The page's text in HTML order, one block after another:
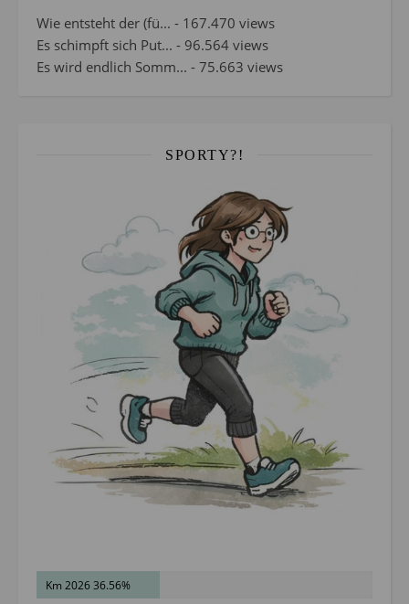
Wie entsteht der (fü... - 167.470 views
Es schimpft sich Put... - 96.564 views
Es wird endlich Somm... - 75.663 views
SPORTY?!
Km 2026 36.56%